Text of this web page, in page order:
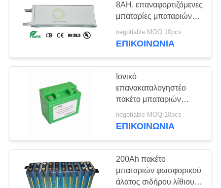
ΕΜΦΆΝΙΣΗ
ΠΕΡΊΠΟΥ
ΓΎΡΟΣ
ΕΡΓΟΣΤΑΣΊΩΝ
ΠΟΙΟΤΙΚΌΣ
ΈΛΕΓΧΟΣ
8AH, επαναφορτιζόμενες
μπαταρίες μπαταριών
λίθιου φωσφορικού
άλατος σιδήρου λίθιου
negotiable MOQ:10pcs
ΕΠΙΚΟΙΝΩΝΊΑ
Ιονικό
επανακαταλογηστέο
πακέτο μπαταριών
λίθιου για τον ηλεκτρικό
εκκινητή αυτοκινήτων/
negotiable MOQ:10pcs
ΕΠΙΚΟΙΝΩΝΊΑ
200Ah πακέτο
μπαταριών φωσφορικού
άλατος σιδήρου λίθιου